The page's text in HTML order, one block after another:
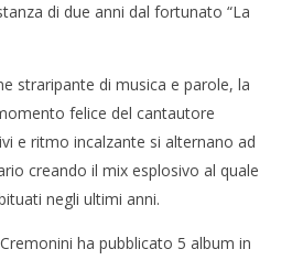
VIEWING
di due anni dal fortunato “La
straripante di musica e parole, la
felice del cantautore
e ritmo incalzante si alternano ad
creando il mix esplosivo al quale
negli ultimi anni.
ha pubblicato 5 album in